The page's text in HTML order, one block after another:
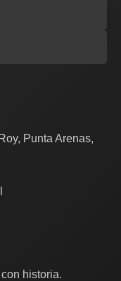
Punta Arenas,
historia.